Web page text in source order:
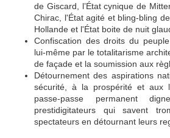
de Giscard, l’État cynique de
Chirac, l'État agité et bling-bling
Hollande et l'État boite de nuit
Confiscation des droits du
lui-même par le totalitarisme
de façade et la soumission aux
Détournement des aspirations
sécurité, à la prospérité et aux
passe-passe permanent
prestidigitateurs qui savent
spectateurs en détournant leurs